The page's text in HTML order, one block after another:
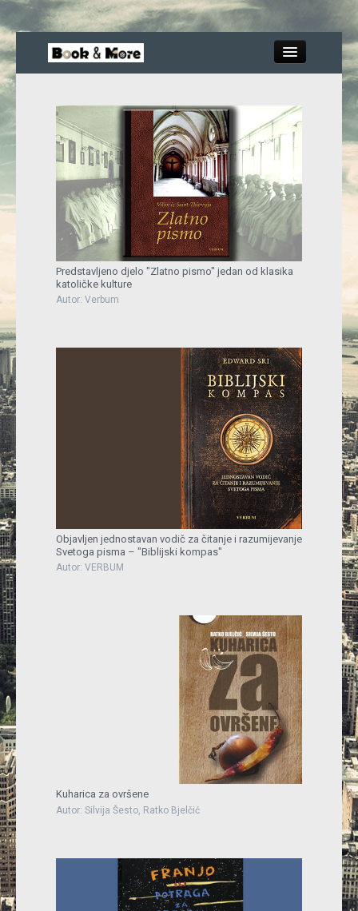
Knjige
Recenzije
Blog
More
Predstavljeno djelo "Zlatno pismo" jedan od klasika
katoličke kulture
Autor: Verbum
Objavljen jednostavan vodič za čitanje i razumijevanje
Svetoga pisma – "Biblijski kompas"
Autor: VERBUM
Kuharica za ovršene
Autor: Silvija Šesto, Ratko Bjelčić